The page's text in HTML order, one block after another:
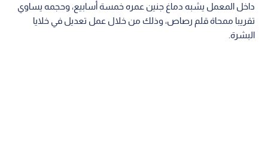
داخل المعمل يشبه دماغ جنين عمره خمسة أسابيع، وحجمه يساوي
تقريبا ممحاة قلم رصاص، وذلك من خلال عمل تعديل في خلايا
البشرة.